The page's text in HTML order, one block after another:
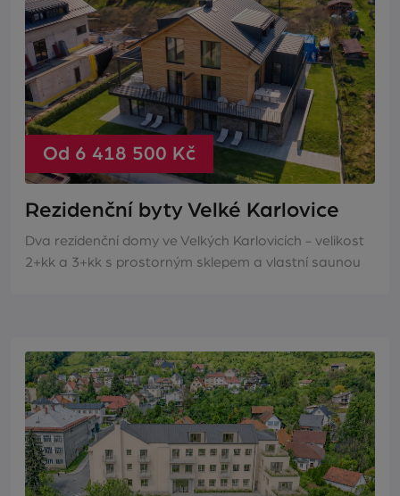
Od 6 418 500 Kč
Rezidenční byty Velké Karlovice
Dva rezidenční domy ve Velkých Karlovicích - velikost
2+kk a 3+kk s prostorným sklepem a vlastní saunou